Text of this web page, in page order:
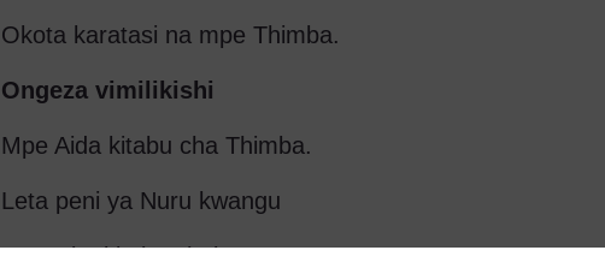
Okota karatasi na mpe Thimba.
Ongeza vimilikishi
Mpe Aida kitabu cha Thimba.
Leta peni ya Nuru kwangu
Mpe Kito kitabu chake.